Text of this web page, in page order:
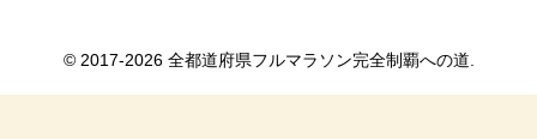
© 2017-2026 全都道府県フルマラソン完全制覇への道.